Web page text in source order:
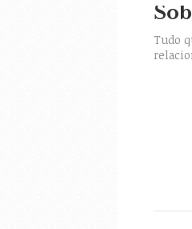
Tudo